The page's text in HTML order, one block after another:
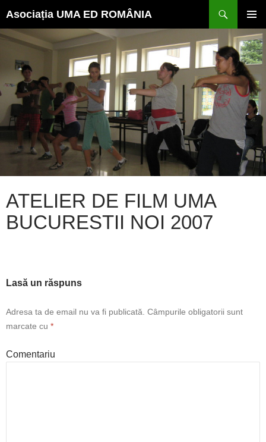
Asociația UMA ED ROMÂNIA
conținut
ATELIER DE FILM UMA
BUCURESTII NOI 2007
Lasă un răspuns
Adresa ta de email nu va fi publicată. Câmpurile obligatorii sunt
marcate cu *
Comentariu